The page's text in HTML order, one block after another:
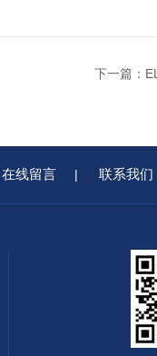
下一篇：
在线留言 | 联系我们